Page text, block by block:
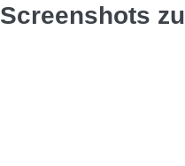
Screenshots